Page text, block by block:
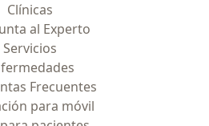
Clínicas
al Experto
Servicios
Frecuentes
para móvil